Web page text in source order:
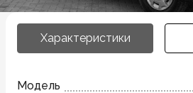
Характеристики
Модель